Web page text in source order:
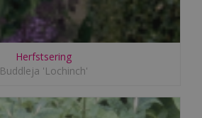
Herfstsering
Buddleja 'Lochinch'